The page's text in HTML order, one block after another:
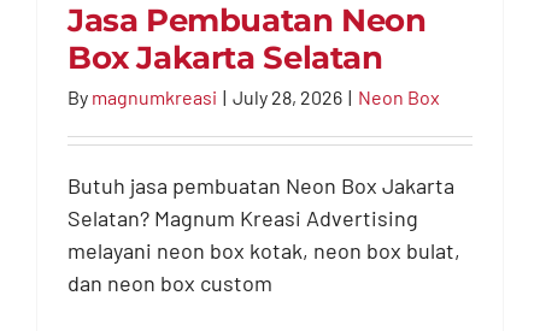
Jasa Pembuatan Neon
Box Jakarta Selatan
Neon Box
Jasa Pembuatan Neon
Box Jakarta Selatan
By magnumkreasi | July 28, 2026 | Neon Box
Butuh jasa pembuatan Neon Box Jakarta
Selatan? Magnum Kreasi Advertising
melayani neon box kotak, neon box bulat,
dan neon box custom